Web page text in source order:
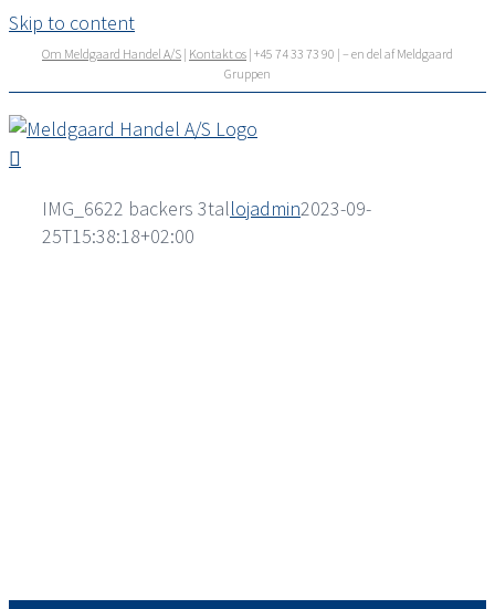
Skip to content
Om Meldgaard Handel A/S | Kontakt os | +45 74 33 73 90 | – en del af Meldgaard
Gruppen
IMG_6622 backers 3tallojadmin2023-09-
25T15:38:18+02:00